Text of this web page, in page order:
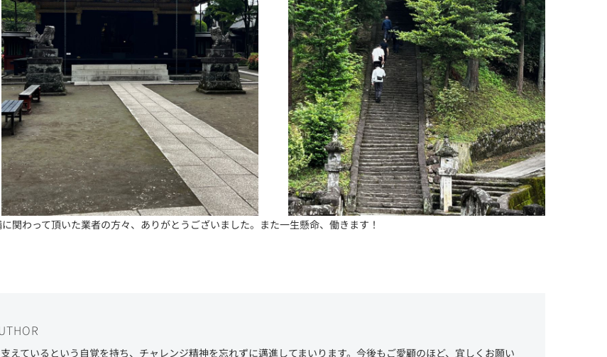
関わって頂いた業者の方々、ありがとうございました。また一生懸命、働きます！
えているという自覚を持ち、チャレンジ精神を忘れずに邁進してまいります。今後もご愛顧のほど、宜しくお願い